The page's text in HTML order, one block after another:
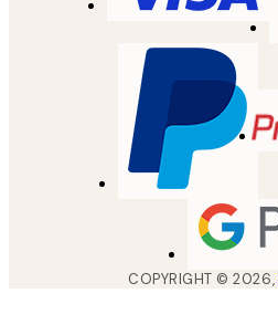
COPYRIGHT ©2026,